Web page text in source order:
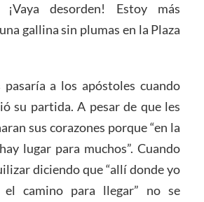
desorden! Estoy más
gallina sin plumas en la Plaza
a los apóstoles cuando
su partida. A pesar de que les
sus corazones porque “en la
lugar para muchos”. Cuando
diciendo que “allí donde yo
el camino para llegar” no se